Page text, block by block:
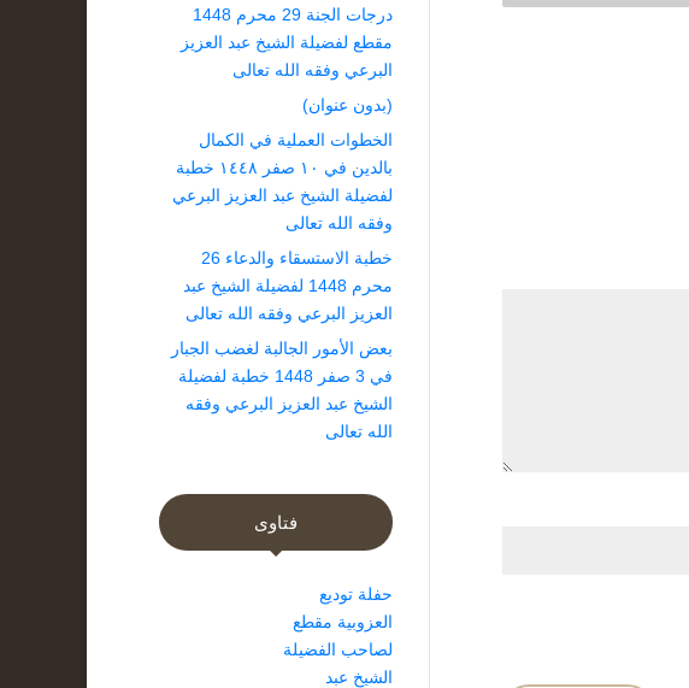
درجات الجنة 29 محرم 1448
مقطع لفضيلة الشيخ عبد العزيز
البرعي وفقه الله تعالى
(بدون عنوان)
الخطوات العملية في الكمال
بالدين في ١٠ صفر ١٤٤٨ خطبة
لفضيلة الشيخ عبد العزيز البرعي
وفقه الله تعالى
خطبة الاستسقاء والدعاء 26
محرم 1448 لفضيلة الشيخ عبد
العزيز البرعي وفقه الله تعالى
بعض الأمور الجالبة لغضب الجبار
في 3 صفر 1448 خطبة لفضيلة
الشيخ عبد العزيز البرعي وفقه
الله تعالى
فتاوى
حفلة توديع
العزوبية مقطع
لصاحب الفضيلة
الشيخ عبد